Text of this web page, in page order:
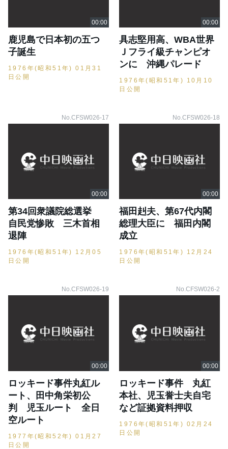
鹿児島で日本初の五つ
子誕生
1976年(昭和51年) 01月31
日公開
具志堅用高、WBA世界
Ｊフライ級チャンピオ
ンに 沖縄パレード
1976年(昭和51年) 10月10
日公開
No.CFSW026-17
第34回衆議院総選挙
自民党惨敗 三木首相
退陣
1976年(昭和51年) 12月05
日公開
No.CFSW026-18
福田赳夫、第67代内閣
総理大臣に 福田内閣
成立
1976年(昭和51年) 12月24
日公開
No.CFSW026-19
ロッキード事件丸紅ル
ート、田中角栄初公
判 児玉ルート 全日
空ルート
1977年(昭和52年) 01月27
日公開
No.CFSW026-2
ロッキード事件 丸紅
本社、児玉誉士夫自宅
など証拠資料押収
1976年(昭和51年) 02月24
日公開